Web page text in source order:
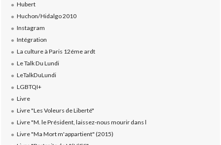
Hubert
Huchon/Hidalgo 2010
Instagram
Intégration
La culture à Paris 12éme ardt
Le Talk Du Lundi
LeTalkDuLundi
LGBTQI+
Livre
Livre "Les Voleurs de Liberté"
Livre "M. le Président, laissez-nous mourir dans l
Livre "Ma Mort m'appartient" (2015)